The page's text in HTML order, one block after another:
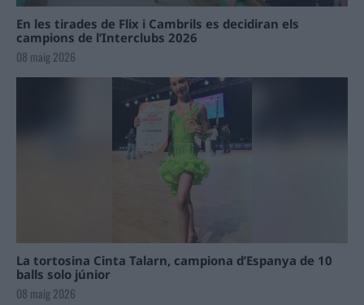
En les tirades de Flix i Cambrils es decidiran els
campions de l’Interclubs 2026
08 maig 2026
La tortosina Cinta Talarn, campiona d’Espanya de 10
balls solo júnior
08 maig 2026